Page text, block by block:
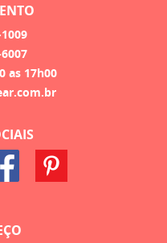
as 17h00